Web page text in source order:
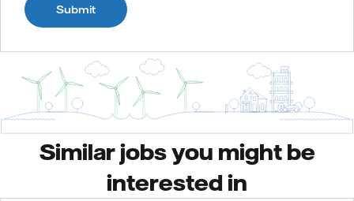
Submit
Similar jobs you might be
interested in